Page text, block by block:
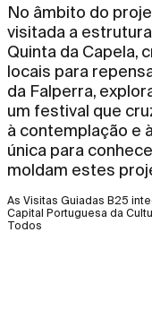
No âmbito do
visitada a
Quinta da Capela,
locais para
da Falperra,
um festival que
à contemplação e
única para
moldam estes
As Visitas Guiadas B25
Capital Portuguesa da
Todos